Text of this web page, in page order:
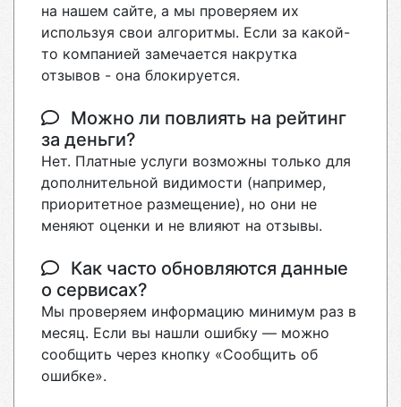
на нашем сайте, а мы проверяем их
используя свои алгоритмы. Если за какой-
то компанией замечается накрутка
отзывов - она блокируется.
Можно ли повлиять на рейтинг
за деньги?
Нет. Платные услуги возможны только для
дополнительной видимости (например,
приоритетное размещение), но они не
меняют оценки и не влияют на отзывы.
Как часто обновляются данные
о сервисах?
Мы проверяем информацию минимум раз в
месяц. Если вы нашли ошибку — можно
сообщить через кнопку «Сообщить об
ошибке».